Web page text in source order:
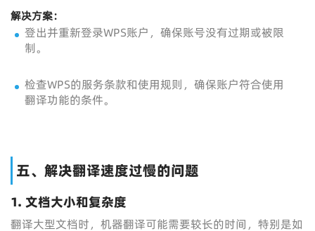
解决方案：
登出并重新登录WPS账户，确保账号没有过期或被限
制。
检查WPS的服务条款和使用规则，确保账户符合使用
翻译功能的条件。
五、解决翻译速度过慢的问题
1. 文档大小和复杂度
翻译大型文档时，机器翻译可能需要较长的时间，特别是如